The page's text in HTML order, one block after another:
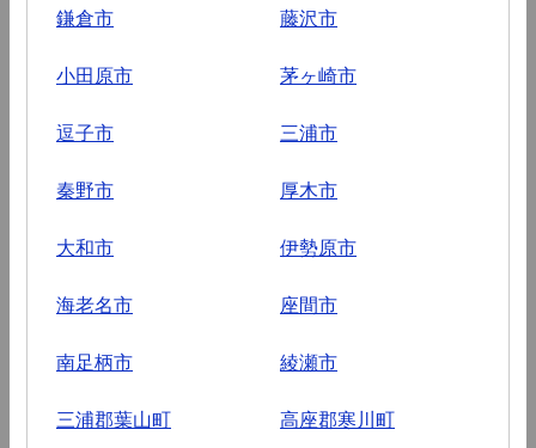
鎌倉市 藤沢市
小田原市 茅ヶ崎市
逗子市 三浦市
秦野市 厚木市
大和市 伊勢原市
海老名市 座間市
南足柄市 綾瀬市
三浦郡葉山町 高座郡寒川町